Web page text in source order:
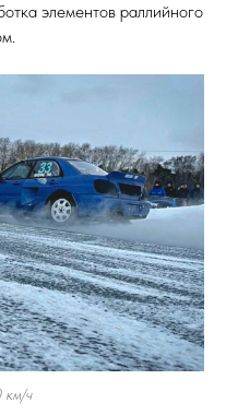
элементов раллийного
км/ч